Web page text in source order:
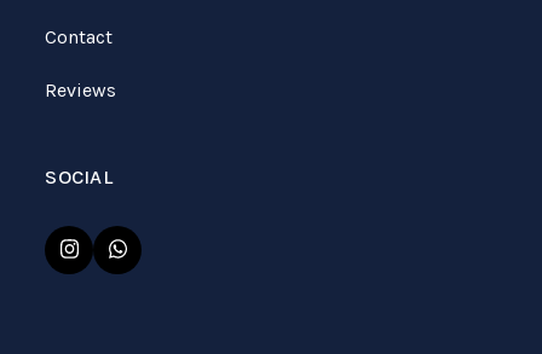
Contact
Reviews
SOCIAL
InstagramWhatsapp